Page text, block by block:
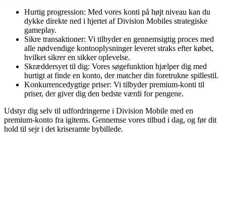
Hurtig progression: Med vores konti på højt niveau kan du
dykke direkte ned i hjertet af Division Mobiles strategiske
gameplay.
Sikre transaktioner: Vi tilbyder en gennemsigtig proces med
alle nødvendige kontooplysninger leveret straks efter købet,
hvilket sikrer en sikker oplevelse.
Skræddersyet til dig: Vores søgefunktion hjælper dig med
hurtigt at finde en konto, der matcher din foretrukne spillestil.
Konkurrencedygtige priser: Vi tilbyder premium-konti til
priser, der giver dig den bedste værdi for pengene.
Udstyr dig selv til udfordringerne i Division Mobile med en
premium-konto fra igitems. Gennemse vores tilbud i dag, og før dit
hold til sejr i det kriseramte bybillede.